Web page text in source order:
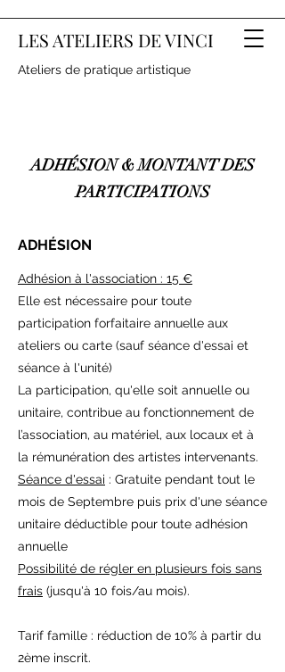
LES ATELIERS DE VINCI
Ateliers de pratique artistique
ADHÉSION & MONTANT DES
PARTICIPATIONS
ADHÉSION
Adhésion à l'association : 15 €
Elle est nécessaire pour toute
participation forfaitaire annuelle aux
ateliers ou carte (sauf séance d'essai et
séance à l'unité)
La participation, qu'elle soit annuelle ou
unitaire, contribue au fonctionnement de
l’association, au matériel, aux locaux et à
la rémunération des artistes intervenants.
Séance d'essai : Gratuite pendant tout le
mois de Septembre puis prix d'une séance
unitaire déductible pour toute adhésion
annuelle
Possibilité de régler en plusieurs fois sans
frais (jusqu'à 10 fois/au mois).
Tarif famille : réduction de 10% à partir du
2ème inscrit.